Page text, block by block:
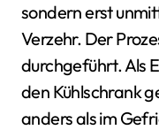
sondern erst
Verzehr. Der
durchgeführt. Als
den Kühlschrank
anders als im